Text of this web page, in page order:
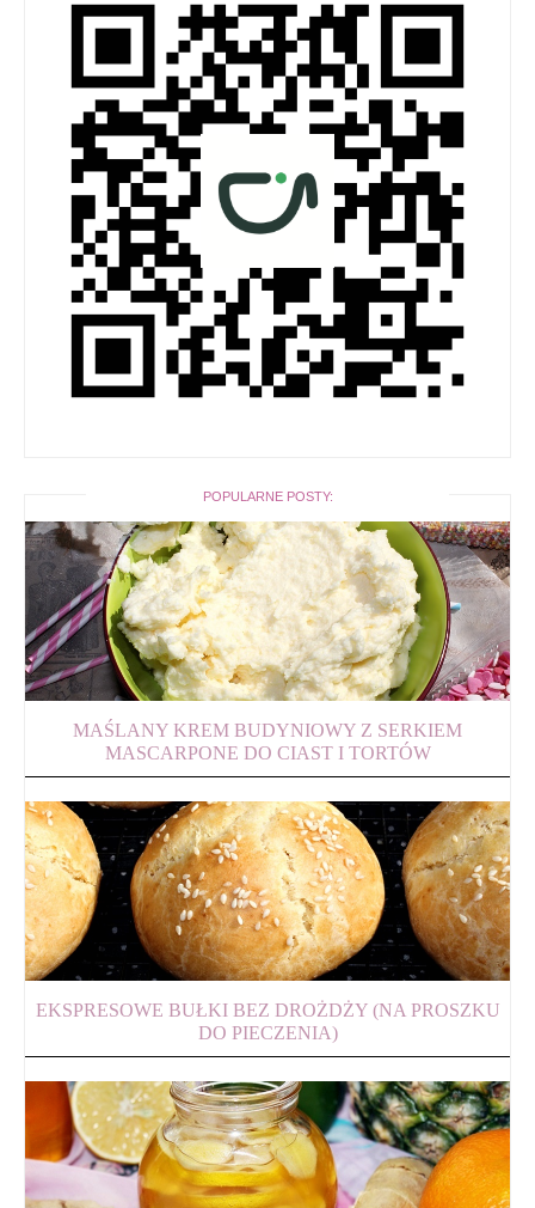
POPULARNE POSTY:
MAŚLANY KREM BUDYNIOWY Z SERKIEM
MASCARPONE DO CIAST I TORTÓW
EKSPRESOWE BUŁKI BEZ DROŻDŻY (NA PROSZKU
DO PIECZENIA)